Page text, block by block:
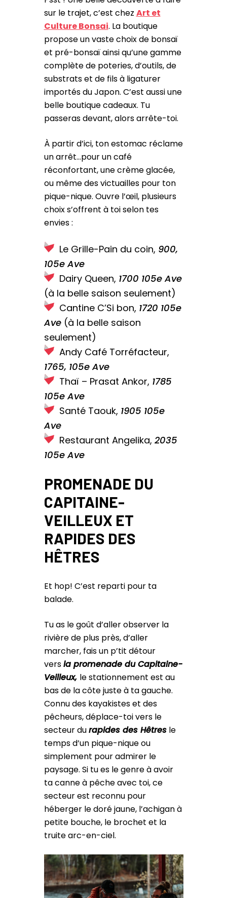
sur le trajet, c’est chez Art et
Culture Bonsai. La boutique
propose un vaste choix de bonsaï
et pré-bonsaï ainsi qu’une gamme
complète de poteries, d’outils, de
substrats et de fils à ligaturer
importés du Japon. C’est aussi une
belle boutique cadeaux. Tu
passeras devant, alors arrête-toi.
À partir d’ici, ton estomac réclame
un arrêt…pour un café
réconfortant, une crème glacée,
ou même des victuailles pour ton
pique-nique. Ouvre l’œil, plusieurs
choix s’offrent à toi selon tes
envies :
Le Grille-Pain du coin, 900,
105e Ave
Dairy Queen, 1700 105e Ave
(à la belle saison seulement)
Cantine C’Si bon, 1720 105e
Ave(à la belle saison
seulement)
Andy Café Torréfacteur,
1765, 105e Ave
Thaï – Prasat Ankor, 1785
105e Ave
Santé Taouk, 1905 105e
Ave
Restaurant Angelika, 2035
105e Ave
PROMENADE DU
CAPITAINE-
VEILLEUX ET
RAPIDES DES
HÊTRES
Et hop! C’est reparti pour ta
balade.
Tu as le goût d’aller observer la
rivière de plus près, d’aller
marcher, fais un p’tit détour
versla promenade du Capitaine-
Veilleux, le stationnement est au
bas de la côte juste à ta gauche.
Connu des kayakistes et des
pêcheurs, déplace-toi vers le
secteur durapides des Hêtresle
temps d’un pique-nique ou
simplement pour admirer le
paysage. Si tu es le genre à avoir
ta canne à pêche avec toi, ce
secteur est reconnu pour
héberger le doré jaune, l’achigan à
petite bouche, le brochet et la
truite arc-en-ciel.